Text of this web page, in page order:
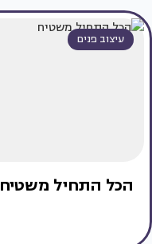
עיצוב פנים
הכל התחיל משטיח